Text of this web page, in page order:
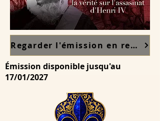
Regarder l'émission en replay sur France TV ici
Émission disponible jusqu'au
17/01/2027